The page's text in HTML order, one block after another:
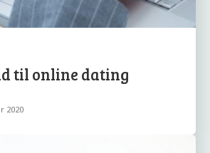
til online dating
2020